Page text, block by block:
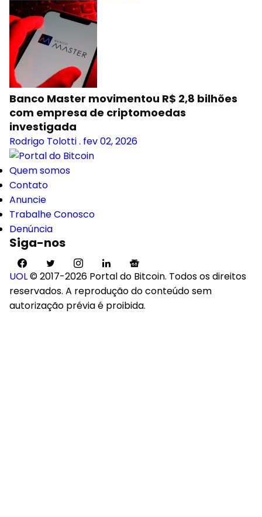
Banco Master movimentou R$ 2,8 bilhões
com empresa de criptomoedas
investigada
Rodrigo Tolotti. fev 02, 2026
Quem somos
Contato
Anuncie
Trabalhe Conosco
Denúncia
Siga-nos
UOL© 2017-2026 Portal do Bitcoin. Todos os direitos
reservados. A reprodução do conteúdo sem
autorização prévia é proibida.